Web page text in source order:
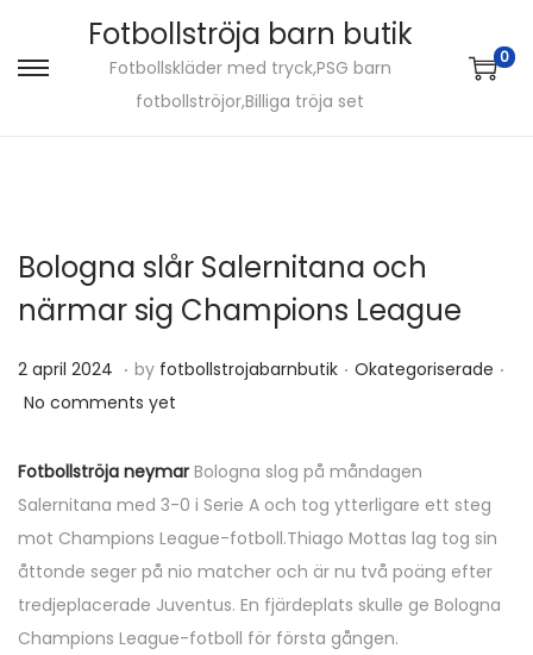
k
n
a
i
t
i
o
n
k
c
o
t
t
Fotbollströja barn butik
Fotbollskläder med tryck,PSG barn
fotbollströjor,Billiga tröja set
0
Bologna slår Salernitana och
närmar sig Champions League
P
o
t
e
d
o
n
2 april 2024 2
a
r
i
l
2
0
2
. by fotbollstrojabarnbutik . P
t
e
d
n
Okategoriserade .
No comments yet
Fotbollströja neymar Bologna slog på måndagen
Salernitana med 3-0 i Serie A och tog ytterligare ett steg
mot Champions League-fotboll.Thiago Mottas lag tog sin
åttonde seger på nio matcher och är nu två poäng efter
tredjeplacerade Juventus. En fjärdeplats skulle ge Bologna
Champions League-fotboll för första gången.